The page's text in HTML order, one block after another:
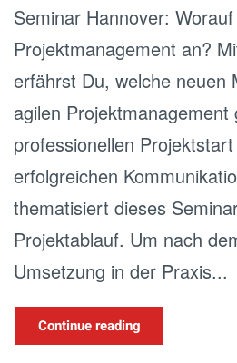
Seminar Hannover:
Projektmanagement an?
erfährst Du, welche neuen
agilen Projektmanagement
professionellen
erfolgreichen
thematisiert dieses
Projektablauf. Um nach
Umsetzung in der Praxis...
Continue reading